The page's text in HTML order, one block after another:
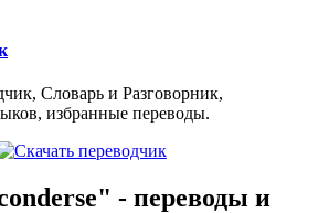
Словарь и Разговорник,
избранные переводы.
- переводы и